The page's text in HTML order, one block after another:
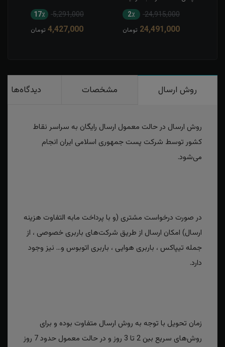
کاری شده24,915,000 2٪
24,491,000 تومان
5,291,000 17٪
4,427,000 تومان
روش ارسال مشخصات دیدگاه‌ها
روش ارسال در حالت معمول ارسال رایگان به سراسر نقاط
کشور توسط شرکت پست جمهوری اسلامی ایران انجام
می‌شود.
در صورت درخواست مشتری (و با پرداخت مابه التفاوت هزینه
ارسال) امکان ارسال از طریق شرکت‌های باربری خصوصی ، از
جمله تیپاکس ، باربری هوایی ، باربری اتوبوس و... نیز وجود
دارد.
زمان تحویل با توجه به روش ارسال متفاوت بوده و برای
روش‌های سریع بین 2 تا 3 روز و در حالت معمول حدود 7 روز